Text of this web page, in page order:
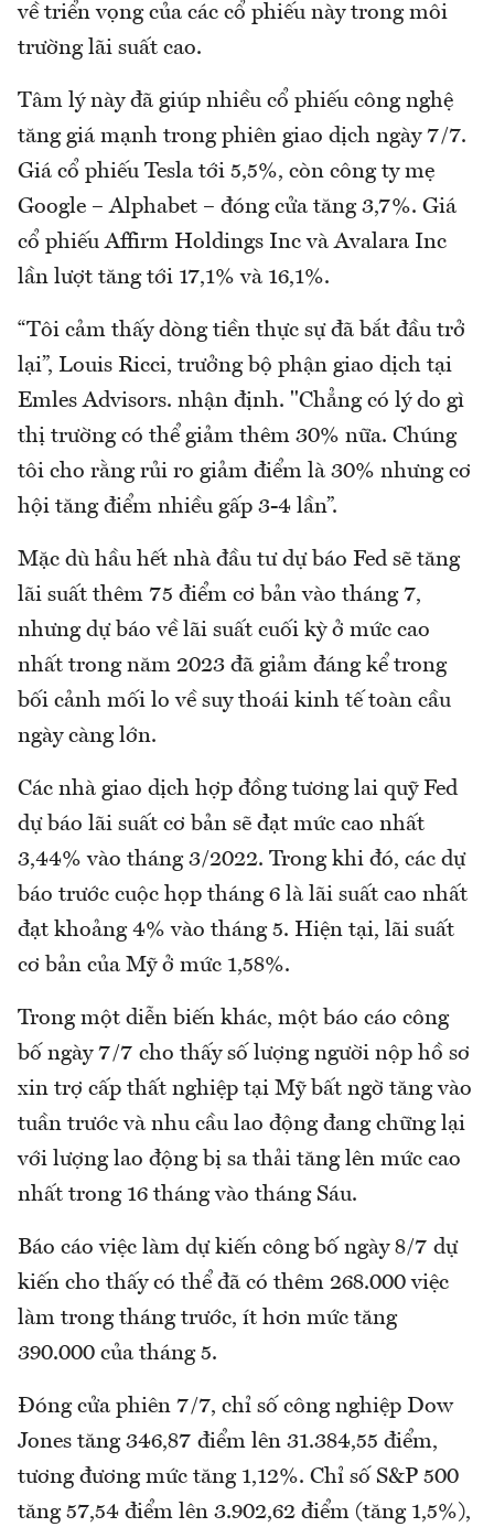
về triển vọng của các cổ phiếu này trong môi
trường lãi suất cao.
Tâm lý này đã giúp nhiều cổ phiếu công nghệ
tăng giá mạnh trong phiên giao dịch ngày 7/7.
Giá cổ phiếu Tesla tới 5,5%, còn công ty mẹ
Google – Alphabet – đóng cửa tăng 3,7%. Giá
cổ phiếu Affirm Holdings Inc và Avalara Inc
lần lượt tăng tới 17,1% và 16,1%.
“Tôi cảm thấy dòng tiền thực sự đã bắt đầu trở
lại”, Louis Ricci, trưởng bộ phận giao dịch tại
Emles Advisors. nhận định. "Chẳng có lý do gì
thị trường có thể giảm thêm 30% nữa. Chúng
tôi cho rằng rủi ro giảm điểm là 30% nhưng cơ
hội tăng điểm nhiều gấp 3-4 lần”.
Mặc dù hầu hết nhà đầu tư dự báo Fed sẽ tăng
lãi suất thêm 75 điểm cơ bản vào tháng 7,
nhưng dự báo về lãi suất cuối kỳ ở mức cao
nhất trong năm 2023 đã giảm đáng kể trong
bối cảnh mối lo về suy thoái kinh tế toàn cầu
ngày càng lớn.
Các nhà giao dịch hợp đồng tương lai quỹ Fed
dự báo lãi suất cơ bản sẽ đạt mức cao nhất
3,44% vào tháng 3/2022. Trong khi đó, các dự
báo trước cuộc họp tháng 6 là lãi suất cao nhất
đạt khoảng 4% vào tháng 5. Hiện tại, lãi suất
cơ bản của Mỹ ở mức 1,58%.
Trong một diễn biến khác, một báo cáo công
bố ngày 7/7 cho thấy số lượng người nộp hồ sơ
xin trợ cấp thất nghiệp tại Mỹ bất ngờ tăng vào
tuần trước và nhu cầu lao động đang chững lại
với lượng lao động bị sa thải tăng lên mức cao
nhất trong 16 tháng vào tháng Sáu.
Báo cáo việc làm dự kiến công bố ngày 8/7 dự
kiến cho thấy có thể đã có thêm 268.000 việc
làm trong tháng trước, ít hơn mức tăng
390.000 của tháng 5.
Đóng cửa phiên 7/7, chỉ số công nghiệp Dow
Jones tăng 346,87 điểm lên 31.384,55 điểm,
tương đương mức tăng 1,12%. Chỉ số S&P 500
tăng 57,54 điểm lên 3.902,62 điểm (tăng 1,5%),